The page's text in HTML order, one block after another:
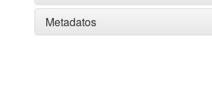
Metadatos